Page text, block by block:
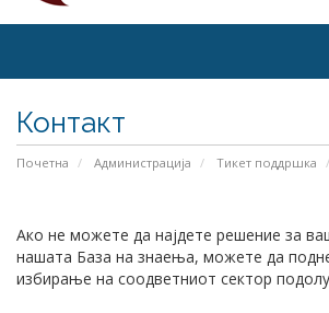
Контакт
Почетна Администрација Тикет поддршка
Ако не можете да најдете решение за
нашата База на знаења, можете да
избирање на соодветниот сектор